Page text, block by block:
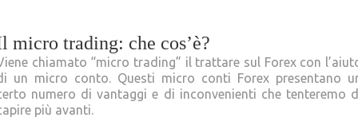
micro trading: che cos’è?
chiamato “micro trading” il trattare sul Forex con
un micro conto. Questi micro conti Forex presentano
numero di vantaggi e di inconvenienti che tenteremo
più avanti.